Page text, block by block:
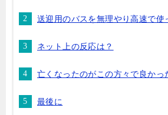
送迎用のバスを無理やり高速で使
ネット上の反応は？
亡くなったのがこの方々で良かっ
最後に